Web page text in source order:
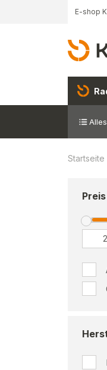
E-shop
Alles
Startseite